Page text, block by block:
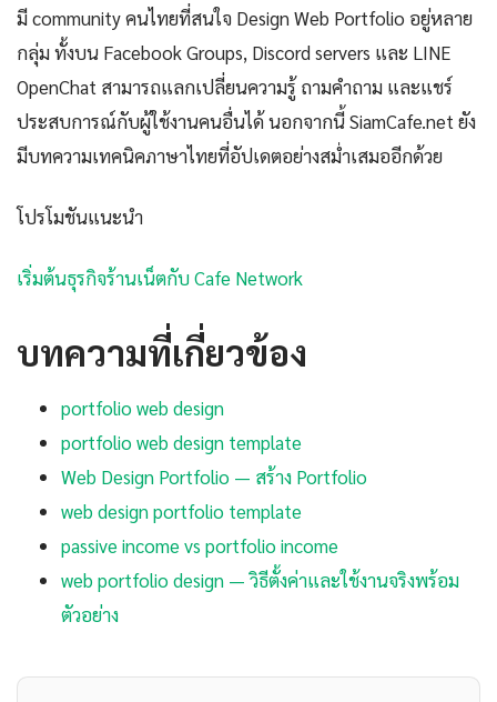
มี community คนไทยที่สนใจ Design Web Portfolio อยู่หลาย
กลุ่ม ทั้งบน Facebook Groups, Discord servers และ LINE
OpenChat สามารถแลกเปลี่ยนความรู้ ถามคำถาม และแชร์
ประสบการณ์กับผู้ใช้งานคนอื่นได้ นอกจากนี้ SiamCafe.net ยัง
มีบทความเทคนิคภาษาไทยที่อัปเดตอย่างสม่ำเสมออีกด้วย
โปรโมชันแนะนำ
เริ่มต้นธุรกิจร้านเน็ตกับ Cafe Network
บทความที่เกี่ยวข้อง
portfolio web design
portfolio web design template
Web Design Portfolio — สร้าง Portfolio
web design portfolio template
passive income vs portfolio income
web portfolio design — วิธีตั้งค่าและใช้งานจริงพร้อม
ตัวอย่าง